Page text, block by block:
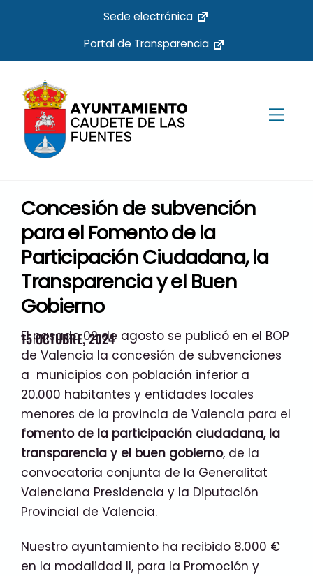
Sede electrónica
Portal de Transparencia
Concesión de subvención
para el Fomento de la
Participación Ciudadana, la
Transparencia y el Buen
Gobierno
15 OCTUBRE, 2024
El pasado 02 de agosto se publicó en el BOP
de Valencia la concesión de subvenciones
a municipios con población inferior a
20.000 habitantes y entidades locales
menores de la provincia de Valencia para el
fomento de la participación ciudadana, la
transparencia y el buen gobierno, de la
convocatoria conjunta de la Generalitat
Valenciana Presidencia y la Diputación
Provincial de Valencia.
Nuestro ayuntamiento ha recibido 8.000 €
en la modalidad II, para la Promoción y